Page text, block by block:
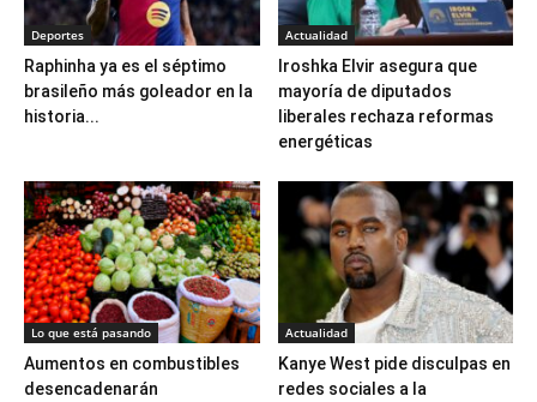
Deportes
Raphinha ya es el séptimo
brasileño más goleador en la
historia...
Actualidad
Iroshka Elvir asegura que
mayoría de diputados
liberales rechaza reformas
energéticas
Lo que está pasando
Aumentos en combustibles
desencadenarán
Actualidad
Kanye West pide disculpas en
redes sociales a la